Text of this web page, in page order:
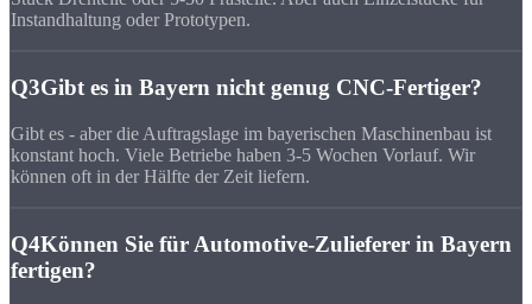
Instandhaltung oder Prototypen.
Q3Gibt es in Bayern nicht genug CNC-Fertiger?
Gibt es - aber die Auftragslage im bayerischen Maschinenbau ist
konstant hoch. Viele Betriebe haben 3-5 Wochen Vorlauf. Wir
können oft in der Hälfte der Zeit liefern.
Q4Können Sie für Automotive-Zulieferer in Bayern
fertigen?